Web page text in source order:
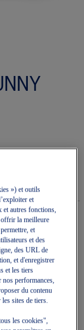
1012B986.400
gratuite pour
») et outils
et
et autres fonctions,
offrir la meilleure
et
et des
des URL de
et d'enregistrer
et les tiers
performances,
du contenu
sites de tiers.
les cookies",